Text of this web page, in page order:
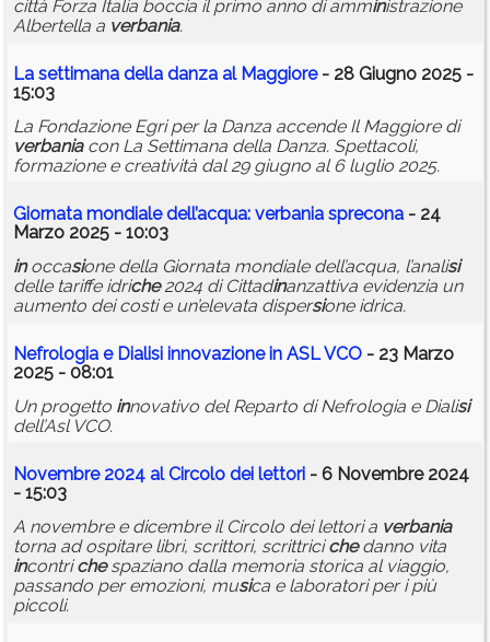
città Forza Italia boccia il primo anno di amministrazione
Albertella a verbania.
La settimana della danza al Maggiore- 28 Giugno 2025 -
15:03
La Fondazione Egri per la Danza accende Il Maggiore di
verbaniacon La Settimana della Danza. Spettacoli,
formazione e creatività dal 29 giugno al 6 luglio 2025.
Giornata mondiale dell’acqua: verbania sprecona - 24
Marzo 2025 - 10:03
inoccasione della Giornata mondiale dell’acqua, l’analisi
delle tariffe idriche2024 di Cittadinanzattiva evidenzia un
aumento dei costi e un’elevata dispersione idrica.
Nefrologia e Dialisi innovazione in ASL VCO - 23 Marzo
2025 - 08:01
Un progetto innovativo del Reparto di Nefrologia e Dialisi
dell’Asl VCO.
Novembre 2024 al Circolo dei lettori - 6 Novembre 2024
- 15:03
A novembre e dicembre il Circolo dei lettori a verbania
torna ad ospitare libri, scrittori, scrittricichedanno vita
incontrichespaziano dalla memoria storica al viaggio,
passando per emozioni, musica e laboratori per i più
piccoli.